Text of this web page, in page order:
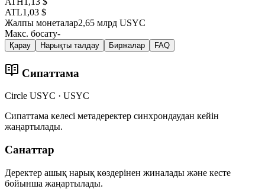
ATL1,03 $
Жалпы монеталар2,65 млрд USYC
Макс. босату-
Қарау Нарықты талдау Биржалар FAQ
Сипаттама
Circle USYC · USYC
Сипаттама келесі метадеректер синхрондаудан кейін
жаңартылады.
Санаттар
Деректер ашық нарық көздерінен жиналады және кесте
бойынша жаңартылады.